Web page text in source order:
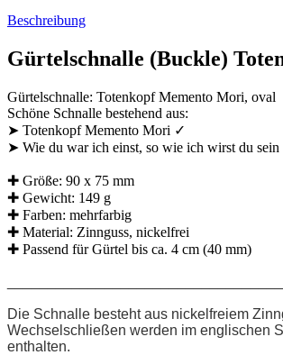
Beschreibung
Gürtelschnalle (Buckle)
Gürtelschnalle: Totenkopf Memento Mori, oval
Schöne Schnalle bestehend aus:
➤ Totenkopf Memento Mori ✓
➤ Wie du war ich einst, so wie ich wirst du
✚ Größe: 90 x 75 mm
✚ Gewicht: 149 g
✚ Farben: mehrfarbig
✚ Material: Zinnguss, nickelfrei
✚ Passend für Gürtel bis ca. 4 cm (40 mm)
Die Schnalle besteht aus nickelfreiem
Wechselschließen werden im englischen
enthalten.